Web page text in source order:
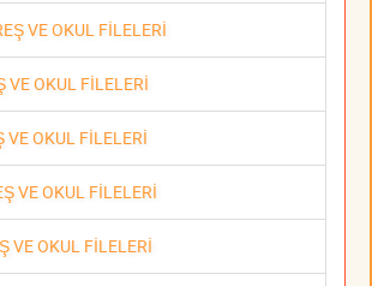
VE OKUL FİLELERİ
VE OKUL FİLELERİ
OKUL FİLELERİ
VE OKUL FİLELERİ
VE OKUL FİLELERİ